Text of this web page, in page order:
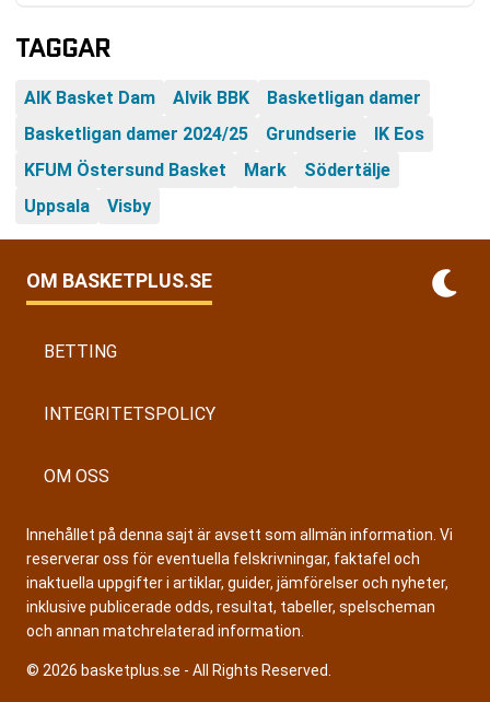
TAGGAR
AIK Basket Dam Alvik BBK
Basketligan damer
Basketligan damer 2024/25
Grundserie
IK Eos
KFUM Östersund Basket
Mark
Södertälje
Uppsala
Visby
OM BASKETPLUS.SE
BETTING
INTEGRITETSPOLICY
OM OSS
Innehållet på denna sajt är avsett som allmän information. Vi
reserverar oss för eventuella felskrivningar, faktafel och
inaktuella uppgifter i artiklar, guider, jämförelser och nyheter,
inklusive publicerade odds, resultat, tabeller, spelscheman
och annan matchrelaterad information.
© 2026 basketplus.se - All Rights Reserved.